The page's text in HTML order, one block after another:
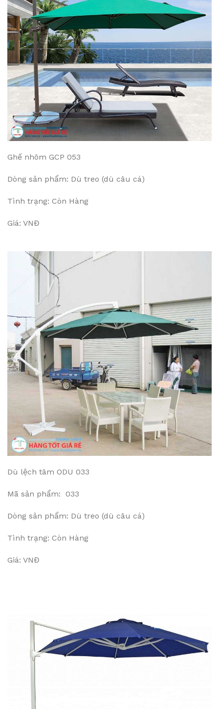
Ghế nhôm GCP 053
Dòng sản phẩm: Dù treo (dù câu cá)
Tình trạng: Còn Hàng
Giá: VNĐ
Dù lệch tâm ODU 033
Mã sản phẩm: 033
Dòng sản phẩm: Dù treo (dù câu cá)
Tình trạng: Còn Hàng
Giá: VNĐ